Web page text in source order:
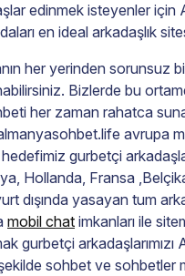
edinmek isteyenler için
en ideal arkadaşlık
her yerinden sorunsuz
Bizlerde bu
her zaman rahatca
avrupa
gurbetçi
Hollanda, Fransa
dışında yasayan tum
mobil chat imkanları ile
gurbetçi arkadaşlarımızı
sohbet ve sohbetler